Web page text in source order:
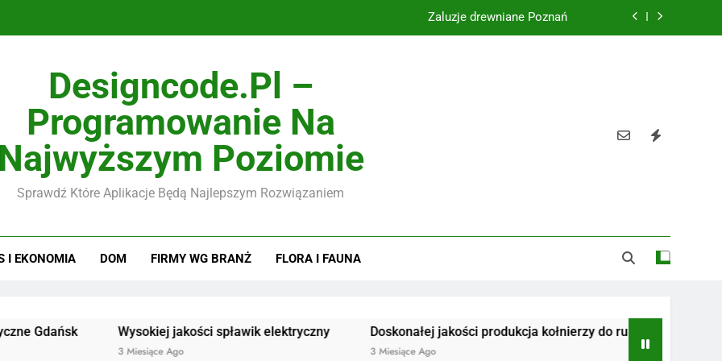
Żaluzje drewniane Poznań
Designcode.pl –
Programowanie Na
Najwyższym Poziomie
Sprawdź Które Aplikacje Będą Najlepszym Rozwiązaniem
I EKONOMIA DOM FIRMY WG BRANŻ FLORA I FAUNA
Wysokiej jakości spławik elektryczny
3 Miesiące Ago
Doskonałej jakości produkcja kołnierzy do rur
3 Miesiące Ago
Radiotelefony
3 Miesiące Ago